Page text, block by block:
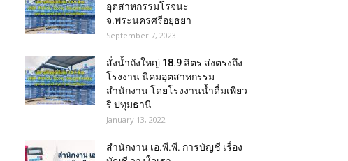
อุตสาหกรรมโรจนะ
จ.พระนครศรีอยุธยา
September 7, 2023
สั่งน้ำถังใหญ่ 18.9 ลิตร ส่งตรงถึง
โรงงาน นิคมอุตสาหกรรม
สำนักงาน โดยโรงงานน้ำดื่มเพียว
ริ ปทุมธานี
January 13, 2022
สำนักงาน เอ.พี.พี. การบัญชี เรื่อง